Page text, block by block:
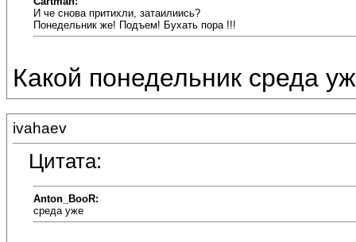
И че снова притихли, затаилиись?
Понедельник же! Подъем! Бухать пора !!!
Какой понедельник среда
ivahaev
Цитата:
Anton_BooR:
среда уже